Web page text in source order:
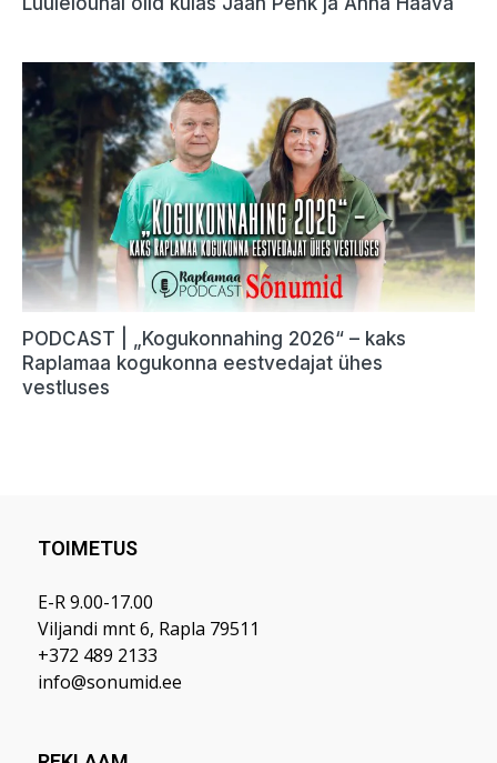
TOIMETUS
E-R 9.00-17.00
Viljandi mnt 6, Rapla 79511
+372 489 2133
info@sonumid.ee